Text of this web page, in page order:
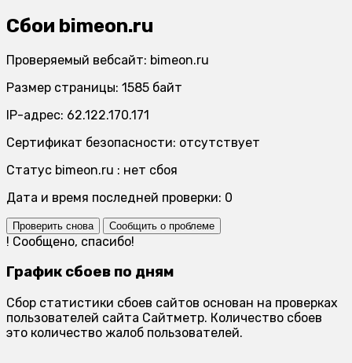
Сбои bimeon.ru
Проверяемый вебсайт: bimeon.ru
Размер страницы: 1585 байт
IP-адрес: 62.122.170.171
Сертификат безопасности: отсутствует
Статус bimeon.ru : нет сбоя
Дата и время последней проверки: 0
Проверить снова Сообщить о проблеме
! Сообщено, спасибо!
График сбоев по дням
Сбор статистики сбоев сайтов основан на проверках
пользователей сайта Сайтметр. Количество сбоев
это количество жалоб пользователей.